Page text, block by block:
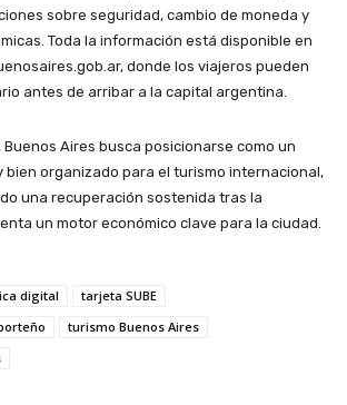
sobre seguridad, cambio de moneda y
Toda la información está disponible en
donde los viajeros pueden
antes de arribar a la capital argentina.
Aires busca posicionarse como un
bien organizado para el turismo internacional,
una recuperación sostenida tras la
un motor económico clave para la ciudad.
digital
tarjeta SUBE
turismo Buenos Aires